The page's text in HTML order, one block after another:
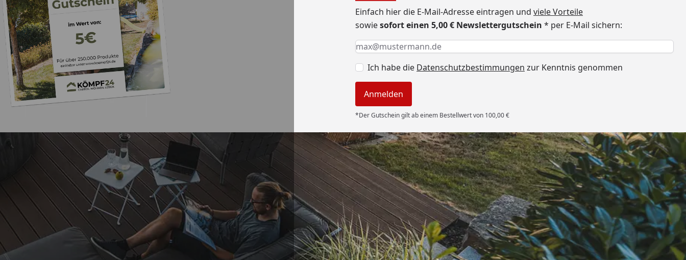
Einfach hier die E-Mail-Adresse eintragen und viele Vorteile
sowiesofort einen 5,00 € Newslettergutschein * per E-Mail sichern:
Keine Eingabe erforderlich
Eingabe erforderlich
E-Mail *
Ich habe die Datenschutzbestimmungen zur Kenntnis genommen
Anmelden
*Der Gutschein gilt ab einem Bestellwert von 100,00 €
Trusted Shops
4,85/ 5
15.823 Bewertungen
„Schnell und zuverlässig! Schön,
dass es hier auch Ersatzteile für
Weber Grill etc. gibt. “
06.08.2026
Versand